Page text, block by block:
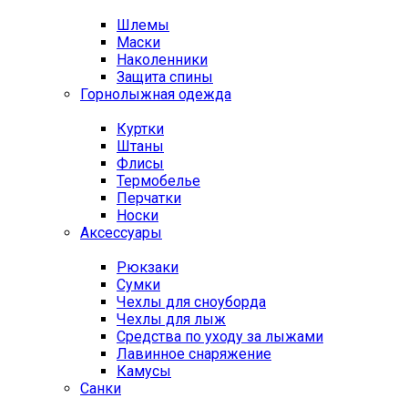
Шлемы
Маски
Наколенники
Защита спины
Горнолыжная одежда
Куртки
Штаны
Флисы
Термобелье
Перчатки
Носки
Аксессуары
Рюкзаки
Сумки
Чехлы для сноуборда
Чехлы для лыж
Средства по уходу за лыжами
Лавинное снаряжение
Камусы
Санки